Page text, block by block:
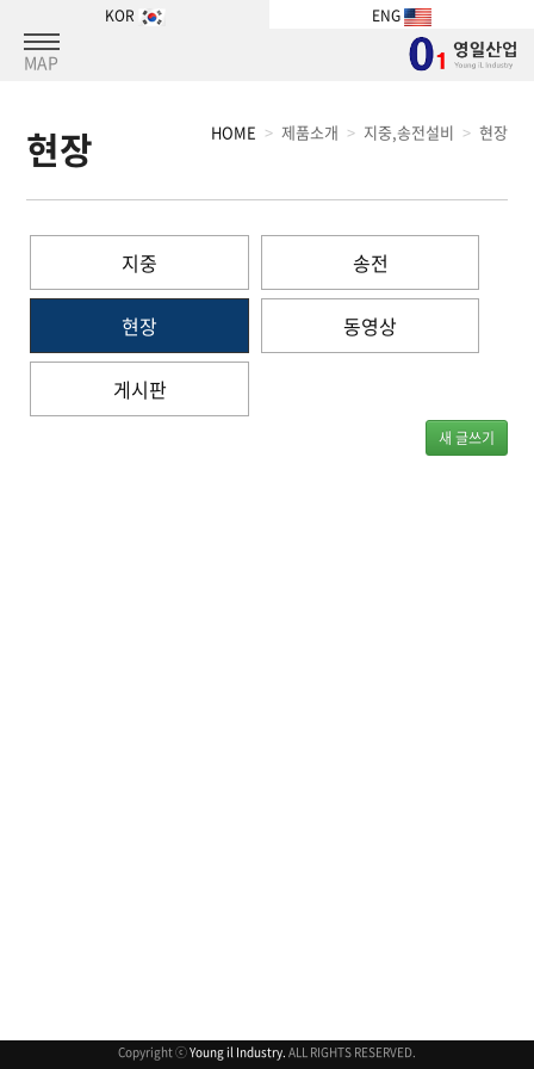
MAP
KOR ENG
Copyright ⓒYoung il Industry. ALL RIGHTS RESERVED.
현장 HOME 제품소개 지중,송전설비 현장
지중 송전
현장 동영상
게시판
새 글쓰기